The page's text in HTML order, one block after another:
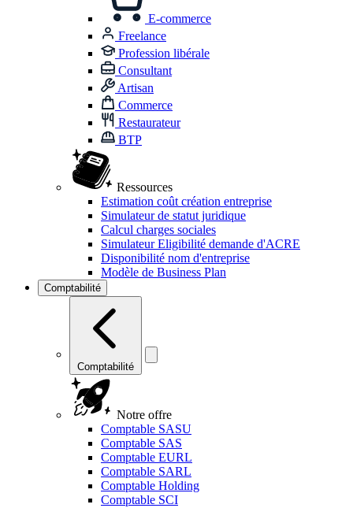
E-commerce
Freelance
Profession libérale
Consultant
Artisan
Commerce
Restaurateur
BTP
Ressources
Estimation coût création entreprise
Simulateur de statut juridique
Calcul charges sociales
Simulateur Eligibilité demande d'ACRE
Disponibilité nom d'entreprise
Modèle de Business Plan
Comptabilité
Comptabilité
Notre offre
Comptable SASU
Comptable SAS
Comptable EURL
Comptable SARL
Comptable Holding
Comptable SCI